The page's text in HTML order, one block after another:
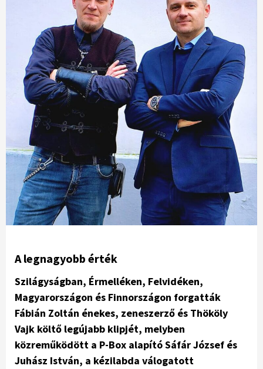
A legnagyobb érték
Szilágyságban, Érmelléken, Felvidéken,
Magyarországon és Finnországon forgatták
Fábián Zoltán énekes, zeneszerző és Thököly
Vajk költő legújabb klipjét, melyben
közreműködött a P-Box alapító Sáfár József és
Juhász István, a kézilabda válogatott